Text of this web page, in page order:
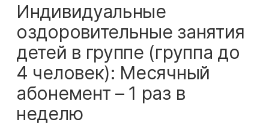
Индивидуальные
оздоровительные занятия
детей в группе (группа до
4 человек): Месячный
абонемент – 1 раз в
неделю